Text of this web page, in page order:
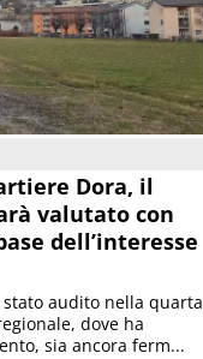
Dora, il
valutato con
dell’interesse
audito nella quarta
dove ha
sia ancora ferm...